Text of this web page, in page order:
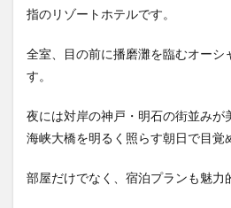
指のリゾートホテルです。
全室、目の前に播磨灘を臨むオーシ
す。
夜には対岸の神戸・明石の街並みが
海峡大橋を明るく照らす朝日で目覚
部屋だけでなく、宿泊プランも魅力